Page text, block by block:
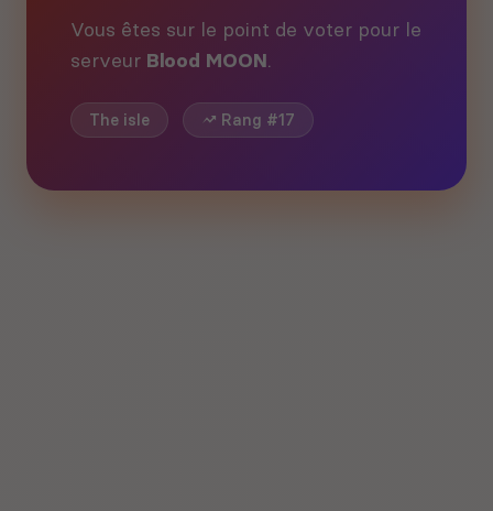
Vous êtes sur le point de voter pour le
serveur Blood MOON.
The isle Rang #17